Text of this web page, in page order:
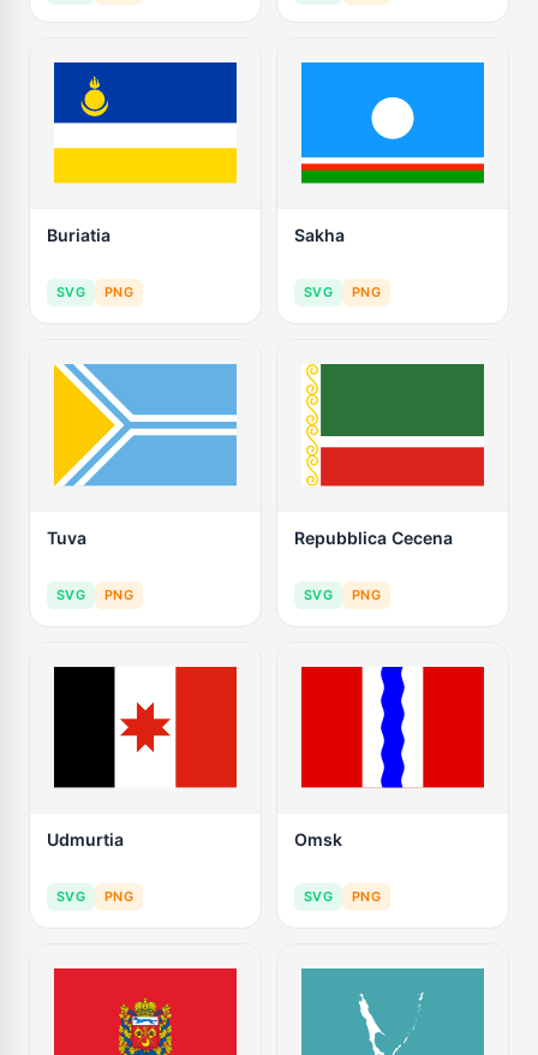
Buriatia
SVG PNG
Sakha
SVG PNG
Tuva
SVG PNG
Repubblica Cecena
SVG PNG
Udmurtia
SVG PNG
Omsk
SVG PNG